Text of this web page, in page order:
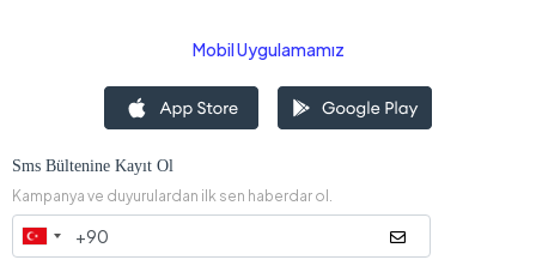
Mobil Uygulamamız
Sms Bültenine Kayıt Ol
Kampanya ve duyurulardan ilk sen haberdar ol.